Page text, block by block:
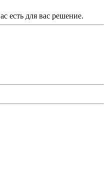
есть для вас решение.